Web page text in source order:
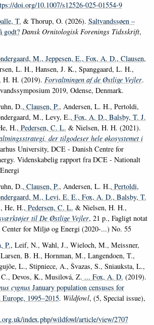
doi.org/10.1007/s12526-025-01554-9
T. & Thorup, O. (2026). Saltvandssøen –
godt? Dansk Ornitologisk Forenings Tidsskrift,
M., Jeppesen, E., Fox, A. D., Clausen,
L. H., Hansen, J. K., Spanggaard, L. H.,
H. H. (2019). Forvaltningen af de Østlige Vejler.
2019, Odense, Denmark.
D., Clausen, P., Andersen, L. H., Pertoldi,
M., Levy, E., Fox, A. D., Balsby, T. J.
H., Pedersen, C. L. & Nielsen, H. H. (2021).
der tilgodeser hele økosystemet i
University, DCE - Danish Centre for
Videnskabelig rapport fra DCE - Nationalt
D., Clausen, P., Andersen, L. H., Pertoldi,
M., Levi, E. E., Fox, A. D., Balsby, T.
He, H., Pedersen, C. L. & Nielsen, H. H.,
til De Østlige Vejler, 21 p., Fagligt notat
for Miljø og Energi (2020-...) No. 55
P., Leif, N., Wahl, J., Wieloch, M., Meissner,
B. H., Hornman, M., Langendoen, T.,
L., Stipniece, A., Švazas, S., Sniauksta, L.,
Devos, K., Musilová, Z. ... Fox, A. D. (2019).
cygnusJanuary population censuses for
1995–2015. Wildfowl, (5, Special issue),
index.php/wildfowl/article/view/2707